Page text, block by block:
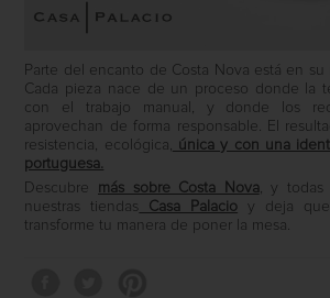
Parte del encanto de Costa Nova está en
Cada pieza nace de un proceso donde la
con el trabajo manual, y donde los
aprovechan de forma responsable. El
resistencia, ecológica, única y con una
portuguesa.
Descubre más sobre Costa Nova, y todas
nuestras tiendas Casa Palacio y deja
transforme tu manera de poner la mesa.